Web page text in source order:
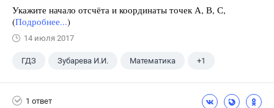
Укажите начало отсчёта и координаты точек А, В, С,
(Подробнее...)
14 июля 2017
ГДЗ Зубарева И.И. Математика +1
1 ответ